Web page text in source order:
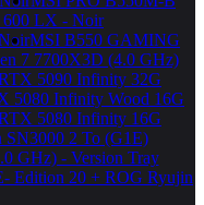
600 LX - Noir
MSI B550 GAMING
7 7700X3D (4.0 GHz)
5090 Infinity 32G
5080 Infinity Wood 16G
5080 Infinity 16G
SN3000 2 To (G1E)
GHz) - Version Tray
Edition 20 + ROG Ryujin